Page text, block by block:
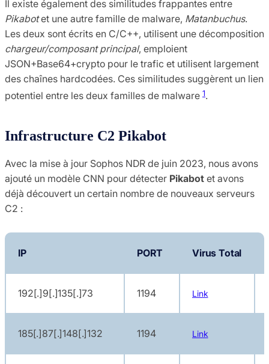
Il existe également des similitudes frappantes entre
Pikabotet une autre famille de malware, Matanbuchus.
Les deux sont écrits en C/C++, utilisent une décomposition
chargeur/composant principal, emploient
JSON+Base64+crypto pour le trafic et utilisent largement
des chaînes hardcodées. Ces similitudes suggèrent un lien
potentiel entre les deux familles de malware 1​.
Infrastructure C2 Pikabot
Avec la mise à jour Sophos NDR de juin 2023, nous avons
ajouté un modèle CNN pour détecter Pikabot et avons
déjà découvert un certain nombre de nouveaux serveurs
C2 :
IP PORT Virus Total
192[.]9[.]135[.]73 1194 Link
185[.]87[.]148[.]132 1194 Link